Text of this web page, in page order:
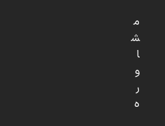
م
ش
ا
و
ر
ه